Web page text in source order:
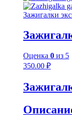
Зажигалки
Оценка 0 из 5
350.00 ₽